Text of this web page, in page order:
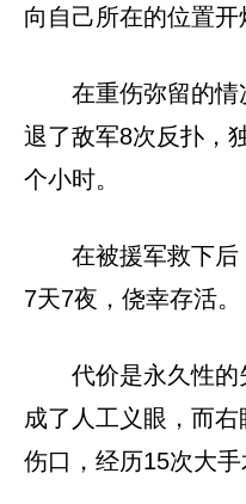
向自己所在的位置开
在重伤弥留的
退了敌军8次反扑，
个小时。
在被援军救下后
7天7夜，侥幸存活。
代价是永久性
成了人工义眼，而
伤口，经历15次大手